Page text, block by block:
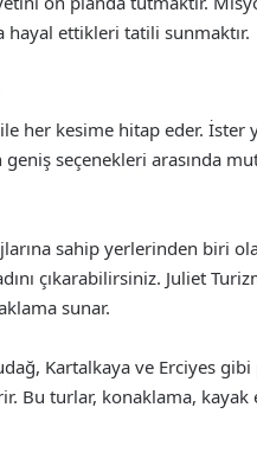
ettikleri tatili sunmaktır.
her kesime hitap eder. İster
seçenekleri arasında
sahip yerlerinden biri
çıkarabilirsiniz. Juliet
sunar.
Kartalkaya ve Erciyes
Bu turlar, konaklama, kayak